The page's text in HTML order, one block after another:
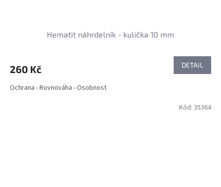
Hematit náhrdelník - kulička 10 mm
260 Kč DETAIL
Ochrana - Rovnováha - Osobnost
Kód: 35364